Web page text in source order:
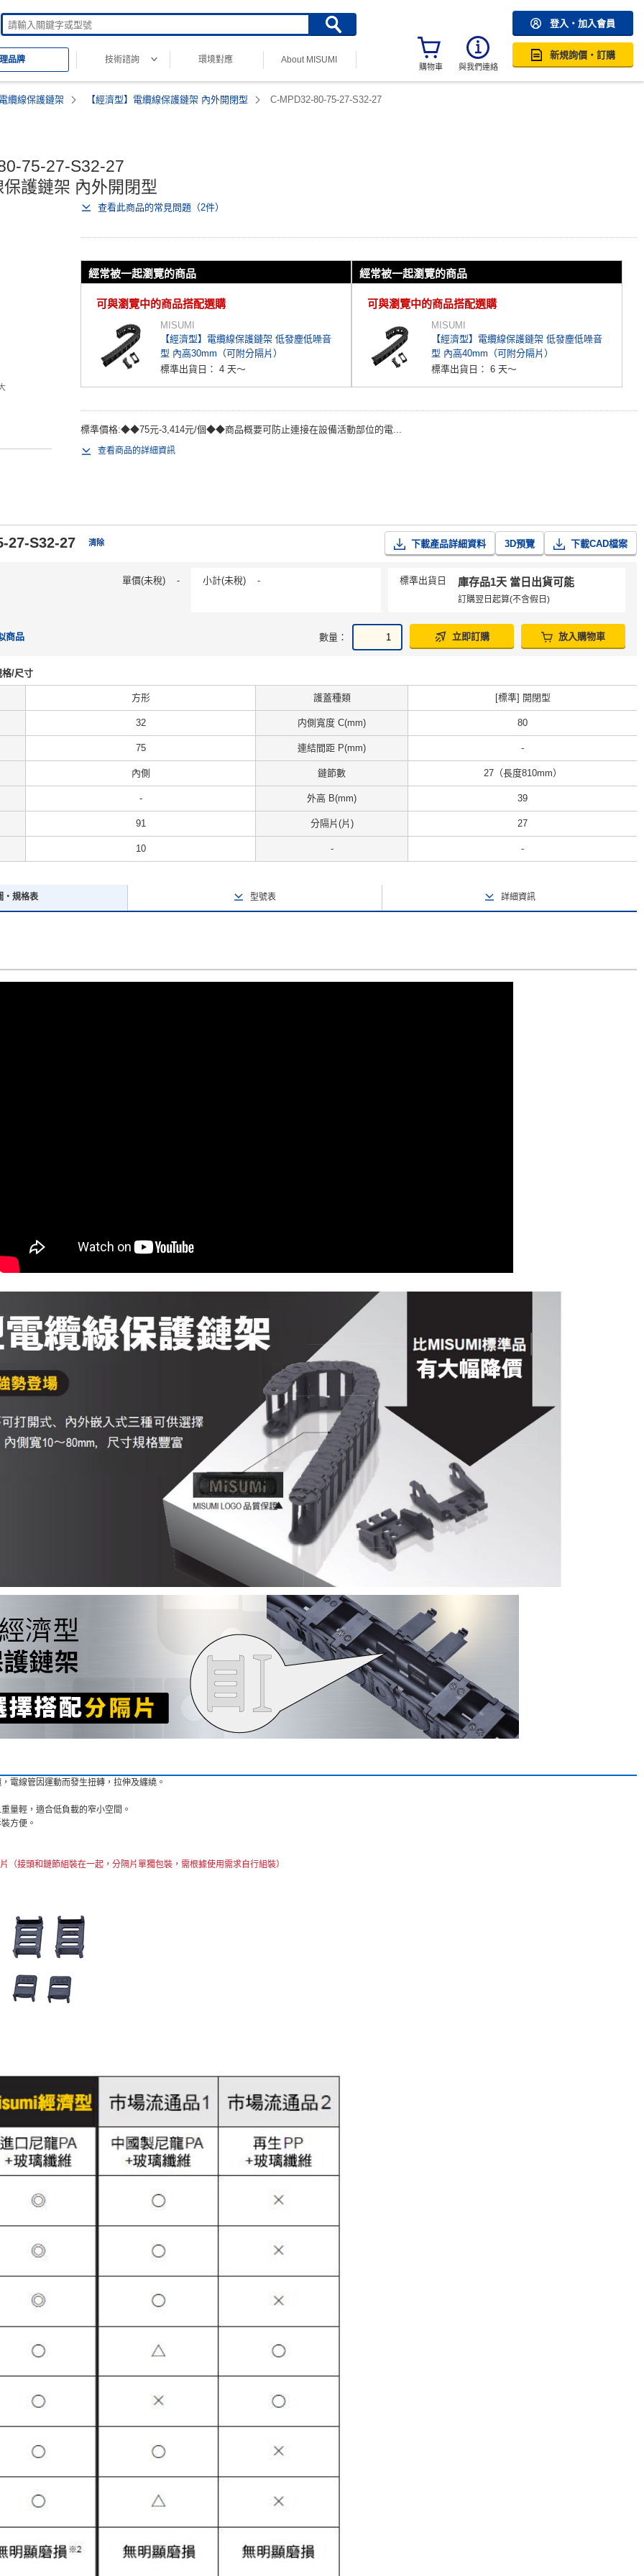
品牌 技術諮詢 環境對應 About MISUMI
登入・加入會員
購物車 與我們連絡
新規詢價・訂購
電纜線保護鏈架 【經濟型】電纜線保護鏈架 內外開閉型 C-MPD32-80-75-27-S32-27
75-27-S32-27
保護鏈架 內外開閉型
查看此商品的常見問題（2件）
經常被一起瀏覽的商品
可與瀏覽中的商品搭配選購
MISUMI
【經濟型】電纜線保護鏈架 低發塵低噪音
型 內高30mm（可附分隔片）
標準出貨日： 4 天～
經常被一起瀏覽的商品
可與瀏覽中的商品搭配選購
MISUMI
【經濟型】電纜線保護鏈架 低發塵低噪音
型 內高40mm（可附分隔片）
標準出貨日： 6 天～
標準價格:◆◆75元-3,414元/個◆◆商品概要可防止連接在設備活動部位的電...
查看商品的詳細資訊
27-S32-27 清除 下載產品詳細資料 3D預覽 下載CAD檔案
單價(未稅) - 小計(未稅) - 標準出貨日 庫存品1天 當日出貨可能
訂購翌日起算(不含假日)
商品 數量： 立即訂購 放入購物車
格/尺寸
方形 護蓋種類 [標準] 開閉型
32 内側寬度 C(mm) 80
75 連結間距 P(mm) -
內側 鏈節數 27（長度810mm）
- 外高 B(mm) 39
91 分隔片(片) 27
10 - -
・規格表 型號表 詳細資訊
電線管因運動而發生扭轉，拉伸及纏繞。
量輕，適合低負載的窄小空間。
方便。
接頭和鏈節組裝在一起，分隔片單獨包裝，需根據使用需求自行組裝）